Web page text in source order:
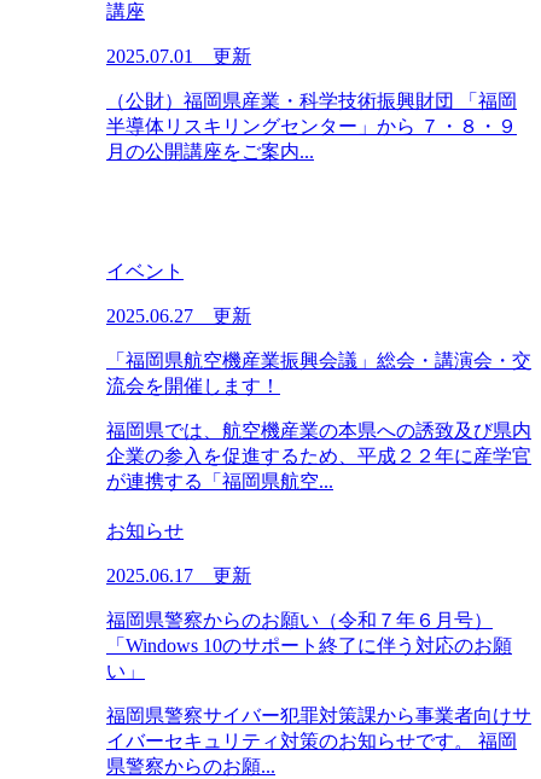
講座
2025.07.01 更新
（公財）福岡県産業・科学技術振興財団 「福岡
半導体リスキリングセンター」から ７・８・９
月の公開講座をご案内...
イベント
2025.06.27 更新
「福岡県航空機産業振興会議」総会・講演会・交
流会を開催します！
福岡県では、航空機産業の本県への誘致及び県内
企業の参入を促進するため、平成２２年に産学官
が連携する「福岡県航空...
お知らせ
2025.06.17 更新
福岡県警察からのお願い（令和７年６月号）
「Windows 10のサポート終了に伴う対応のお願
い」
福岡県警察サイバー犯罪対策課から事業者向けサ
イバーセキュリティ対策のお知らせです。 福岡
県警察からのお願...